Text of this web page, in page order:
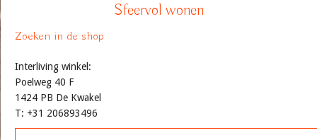
Sfeervol wonen
Zoeken in de shop
Interliving winkel:
Poelweg 40 F
1424 PB De Kwakel
T: +31 206893496